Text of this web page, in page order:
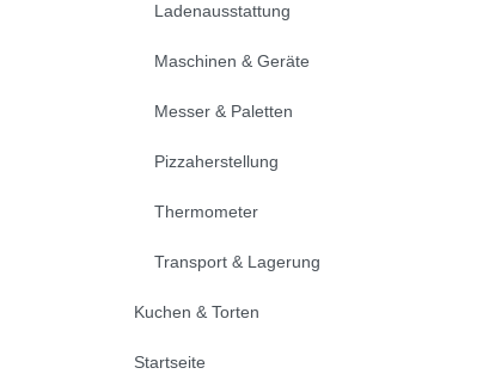
Ladenausstattung
Maschinen & Geräte
Messer & Paletten
Pizzaherstellung
Thermometer
Transport & Lagerung
Kuchen & Torten
Startseite